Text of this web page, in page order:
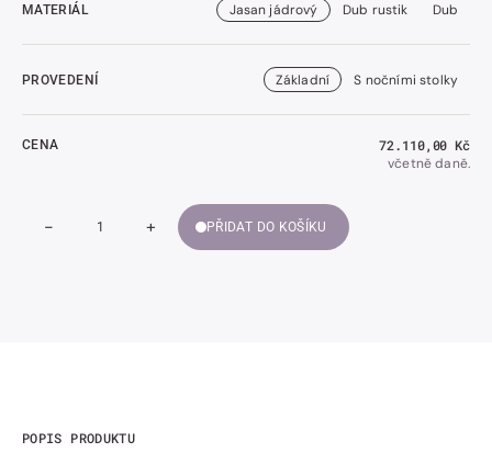
MATERIÁL Jasan jádrový Dub rustik Dub
PROVEDENÍ Základní S nočními stolky
CENA Běžná
cena
72.110,00 Kč
včetně daně.
Snížit
-
Zvýšit
množství
+ PŘIDAT DO KOŠÍKU
POPIS PRODUKTU